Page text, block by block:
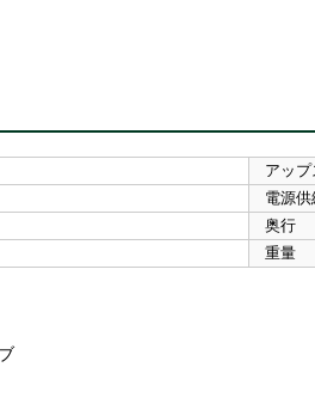
アッ
電源供
奥行
重量